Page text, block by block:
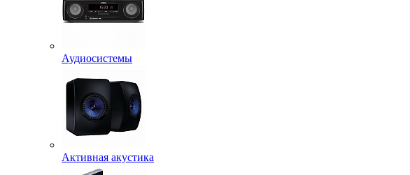
Аудиосистемы
Активная акустика